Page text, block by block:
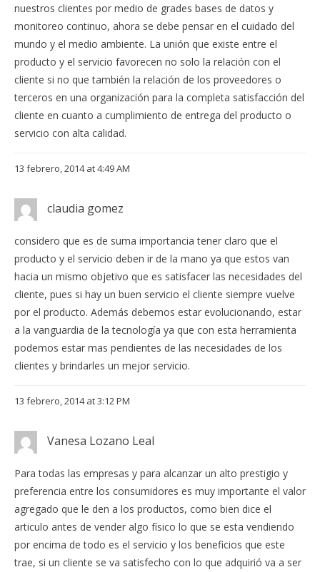
nuestros clientes por medio de grades bases de datos y
monitoreo continuo, ahora se debe pensar en el cuidado del
mundo y el medio ambiente. La unión que existe entre el
producto y el servicio favorecen no solo la relación con el
cliente si no que también la relación de los proveedores o
terceros en una organización para la completa satisfacción del
cliente en cuanto a cumplimiento de entrega del producto o
servicio con alta calidad.
13 febrero, 2014 at 4:49 AM
claudia gomez
considero que es de suma importancia tener claro que el
producto y el servicio deben ir de la mano ya que estos van
hacia un mismo objetivo que es satisfacer las necesidades del
cliente, pues si hay un buen servicio el cliente siempre vuelve
por el producto. Además debemos estar evolucionando, estar
a la vanguardia de la tecnología ya que con esta herramienta
podemos estar mas pendientes de las necesidades de los
clientes y brindarles un mejor servicio.
13 febrero, 2014 at 3:12 PM
Vanesa Lozano Leal
Para todas las empresas y para alcanzar un alto prestigio y
preferencia entre los consumidores es muy importante el valor
agregado que le den a los productos, como bien dice el
articulo antes de vender algo físico lo que se esta vendiendo
por encima de todo es el servicio y los beneficios que este
trae, si un cliente se va satisfecho con lo que adquirió va a ser